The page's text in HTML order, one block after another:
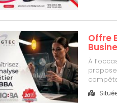
Offre
À